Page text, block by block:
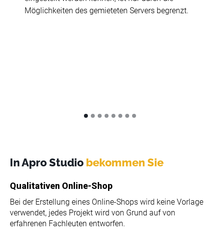
Möglichkeiten des gemieteten Servers begrenzt.
In Apro Studio bekommen Sie
Qualitativen Online-Shop
Bei der Erstellung eines Online-Shops wird keine Vorlage
verwendet, jedes Projekt wird von Grund auf von
erfahrenen Fachleuten entworfen.